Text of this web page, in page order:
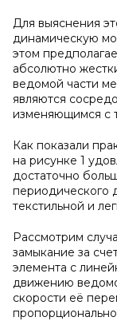
Для выяснения
динамическую
этом
абсолютно
ведомой части
являются
изменяющимся с
Как показали
на рисунке 1
достаточно
периодического
текстильной и
Рассмотрим
замыкание за
элемента с
движению
скорости её